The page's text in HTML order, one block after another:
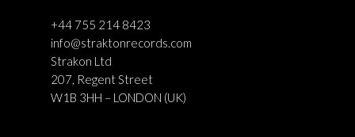
+44 755 214 8423
info@straktonrecords.com
Strakon Ltd
207, Regent Street
W1B 3HH – LONDON (UK)